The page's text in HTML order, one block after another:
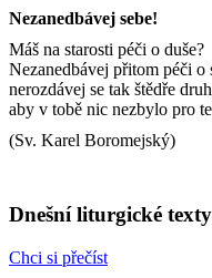
Nezanedbávej sebe!
Máš na starosti péči o duše?
Nezanedbávej přitom péči o
nerozdávej se tak štědře
aby v tobě nic nezbylo pro
(Sv. Karel Boromejský)
Dnešní liturgické texty
Chci si přečíst